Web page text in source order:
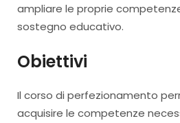
ampliare le proprie
sostegno educativo.
Obiettivi
Il corso di perfezionamento
acquisire le competenze